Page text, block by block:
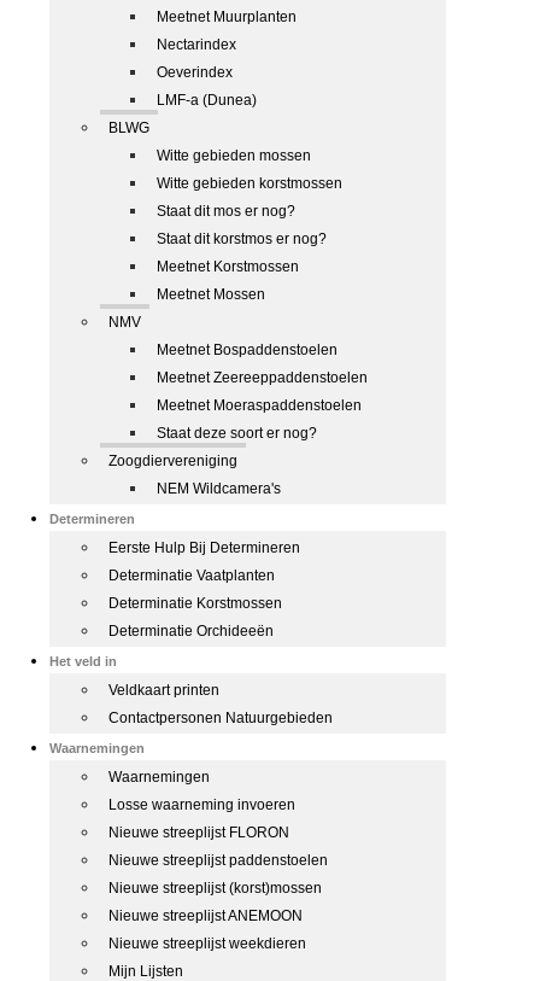
Meetnet Muurplanten
Nectarindex
Oeverindex
LMF-a (Dunea)
BLWG
Witte gebieden mossen
Witte gebieden korstmossen
Staat dit mos er nog?
Staat dit korstmos er nog?
Meetnet Korstmossen
Meetnet Mossen
NMV
Meetnet Bospaddenstoelen
Meetnet Zeereeppaddenstoelen
Meetnet Moeraspaddenstoelen
Staat deze soort er nog?
Zoogdiervereniging
NEM Wildcamera's
Determineren
Eerste Hulp Bij Determineren
Determinatie Vaatplanten
Determinatie Korstmossen
Determinatie Orchideeën
Het veld in
Veldkaart printen
Contactpersonen Natuurgebieden
Waarnemingen
Waarnemingen
Losse waarneming invoeren
Nieuwe streeplijst FLORON
Nieuwe streeplijst paddenstoelen
Nieuwe streeplijst (korst)mossen
Nieuwe streeplijst ANEMOON
Nieuwe streeplijst weekdieren
Mijn Lijsten